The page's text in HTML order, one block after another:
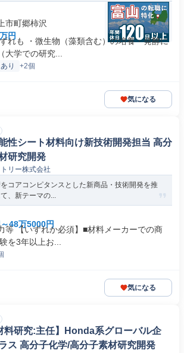
市町郷柿沢
円
れも ・微生物（藻類含む）の培養・発酵に
大学での研究...
り +2個
気になる
性シート材料向け新技術開発担当 高分
研究開発
リー株式会社
コアコンピタンスとした新商品・技術開発を推
、新テーマの...
48万5000円
等 【いずれか必須】■材料メーカーでの商
を3年以上お...
気になる
料研究:主任】Honda系グローバル企
ス 高分子化学/高分子素材研究開発